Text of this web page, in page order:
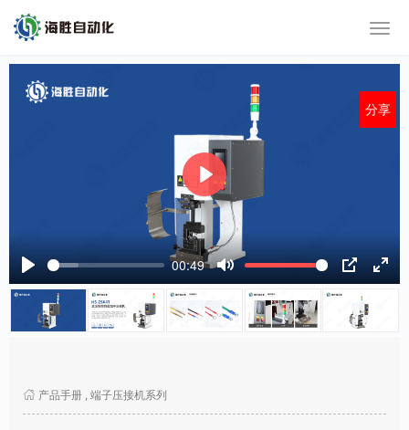
P
00:49
M
u
t
P
P
E
u
P
l
a
y
产品手册 , 端子压接机系列
分享